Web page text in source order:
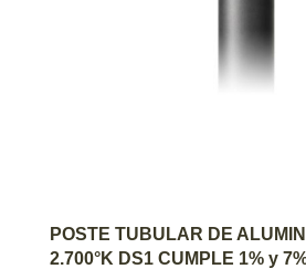
AGREGAR AL
POSTE TUBULAR DE
2.700°K DS1 CUMPLE 1% y